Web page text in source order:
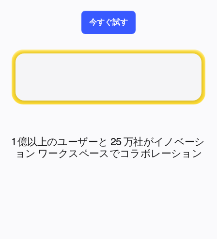
ホワイトボード
ダイアグラム
タイムライン
テーブル
Miroverse をチェック
マインドマップ
コンセプトマップ
フローチャート
今すぐ試す
1 億以上のユーザーと 25 万社がイノベーシ
ョン ワークスペースでコラボレーション